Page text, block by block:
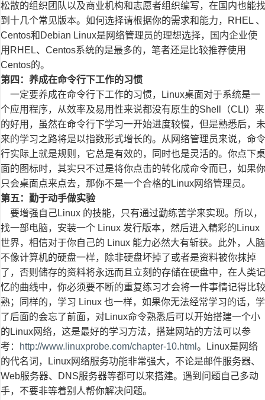
松散的组织团队以及商业机构和志愿者组织编写，在国内也能找
到十几个常见版本。如何选择请根据你的需求和能力，RHEL 、
Centos和Debian Linux是网络管理员的理想选择，国内企业使
用RHEL、Centos系统的是最多的，笔者还是比较推荐使用
Centos的。
第四：养成在命令行下工作的习惯
一定要养成在命令行下工作的习惯，Linux桌面对于系统是一
个应用程序，从效率及易用性来说都没有原生的Shell（CLI）来
的好用，虽然在命令行下学习一开始进度较慢，但是熟悉后，未
来的学习之路将是以指数形式增长的。从网络管理员来说，命令
行实际上就是规则，它总是有效的，同时也是灵活的。你点下桌
面的图标时，其实只不过是将你点击的转化成命令而已，如果你
只会桌面点来点去，那你不是一个合格的Linux网络管理员。
第五：勤于动手做实验
要增强自己Linux 的技能，只有通过勤练苦学来实现。所以，
找一部电脑，安装一个 Linux 发行版本，然后进入精彩的Linux
世界，相信对于你自己的 Linux 能力必然大有斩获。此外，人脑
不像计算机的硬盘一样，除非硬盘坏掉了或者是资料被你抹掉
了，否则储存的资料将永远而且立刻的存储在硬盘中，在人类记
忆的曲线中，你必须要不断的重复练习才会将一件事情记得比较
熟；同样的，学习 Linux 也一样，如果你无法经常学习的话，学
了后面的会忘了前面，对Linux命令熟悉后可以开始搭建一个小
的Linux网络，这是最好的学习方法，搭建网站的方法可以参
考：
http://www.linuxprobe.com/chapter-10.html 。Linux是网络
的代名词，Linux网络服务功能非常强大，不论是邮件服务器、
Web服务器、DNS服务器等都可以来搭建。遇到问题自己多动
手，不要非等着别人帮你解决问题。